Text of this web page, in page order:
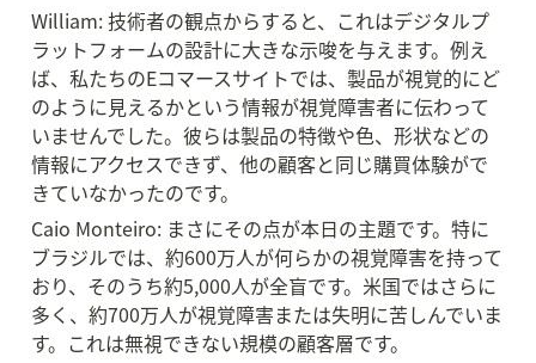
William: 技術者の観点からすると、これはデジタルプ
ラットフォームの設計に大きな示唆を与えます。例え
ば、私たちのEコマースサイトでは、製品が視覚的にど
のように見えるかという情報が視覚障害者に伝わって
いませんでした。彼らは製品の特徴や色、形状などの
情報にアクセスできず、他の顧客と同じ購買体験がで
きていなかったのです。
Caio Monteiro: まさにその点が本日の主題です。特に
ブラジルでは、約600万人が何らかの視覚障害を持って
おり、そのうち約5,000人が全盲です。米国ではさらに
多く、約700万人が視覚障害または失明に苦しんでいま
す。これは無視できない規模の顧客層です。